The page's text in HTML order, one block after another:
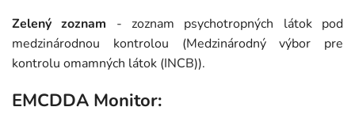
Zelený zoznam - zoznam psychotropných látok pod
medzinárodnou kontrolou (Medzinárodný výbor pre
kontrolu omamných látok (INCB)).
EMCDDA Monitor: